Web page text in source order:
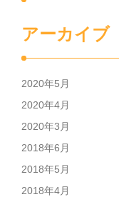
アーカイブ
2020年5月
2020年4月
2020年3月
2018年6月
2018年5月
2018年4月